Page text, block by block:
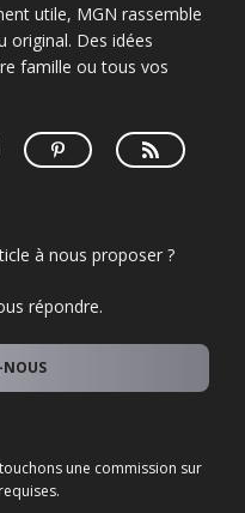
utile, MGN rassemble
original. Des idées
famille ou tous vos
à nous proposer ?
répondre.
NOUS
une commission sur